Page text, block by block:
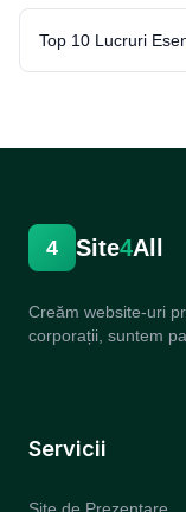
Top 10 Lucruri
4 Site4All
Creăm website-uri
corporații, suntem
Servicii